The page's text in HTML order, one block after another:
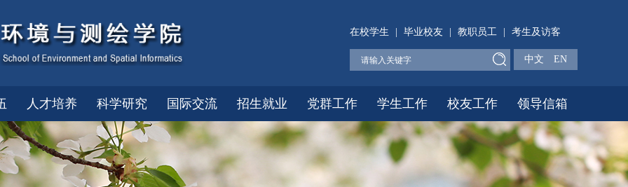
在校学生 毕业校友 教职员工 考生及访客
中文 EN
人才培养 科学研究 国际交流 招生就业 党群工作 学生工作 校友工作 领导信箱